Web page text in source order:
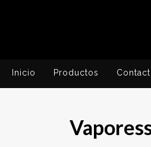
Inicio Productos